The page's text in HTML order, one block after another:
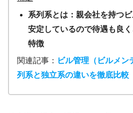
系列系とは：親会社を持つビ
安定しているので待遇も良
特徴
関連記事： ビル管理（ビルメン
列系と独立系の違いを徹底比較